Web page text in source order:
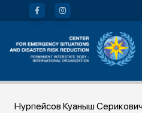
Нурпейсов Куаныш Серикович